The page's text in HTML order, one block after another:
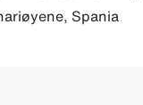
Spania